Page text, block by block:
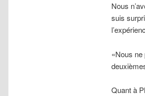
Nous
suis
«Nous
Quant à